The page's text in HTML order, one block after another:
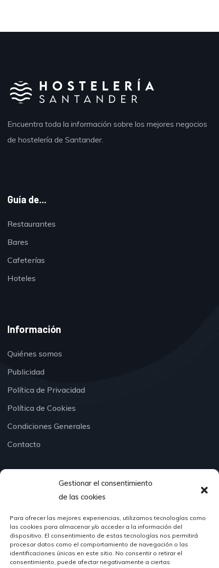
Gestionar el consentimiento
de las cookies
Para ofrecer las mejores experiencias, utilizamos tecnologías como
las cookies para almacenar y/o acceder a la información del
dispositivo. El consentimiento de estas tecnologías nos permitirá
procesar datos como el comportamiento de navegación o las
identificaciones únicas en este sitio. No consentir o retirar el
consentimiento, puede afectar negativamente a ciertas
Encuentra toda la información sobre los mejores negocios
de hostelería de Santander.
Guía de...
Restaurantes
Bares
Cafeterías
Hoteles
Información
Quiénes somos
Publicidad
Política de Privacidad
Política de Cookies
Condiciones Generales
Contacto
¿Hablamos?
624 51 12 10
info@hosteleriasantander.com